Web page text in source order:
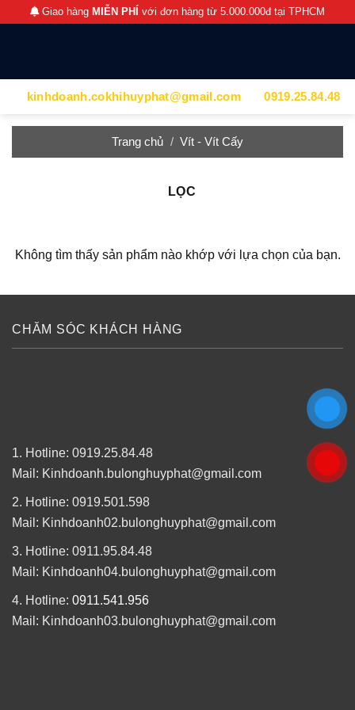
ChuyểnGiao hàng MIỄN PHÍ với đơn hàng từ 5.000.000đ tại TPHCM
kinhdoanh.cokhihuyphat@gmail.com 0919.25.84.48
Trang chủ / Vít - Vít Cấy
LỌC
Không tìm thấy sản phẩm nào khớp với lựa chọn của bạn.
CHĂM SÓC KHÁCH HÀNG
1. Hotline: 0919.25.84.48
Mail: Kinhdoanh.bulonghuyphat@gmail.com
2. Hotline: 0919.501.598
Mail: Kinhdoanh02.bulonghuyphat@gmail.com
3. Hotline: 0911.95.84.48
Mail: Kinhdoanh04.bulonghuyphat@gmail.com
4. Hotline: 0911.541.956
Mail: Kinhdoanh03.bulonghuyphat@gmail.com